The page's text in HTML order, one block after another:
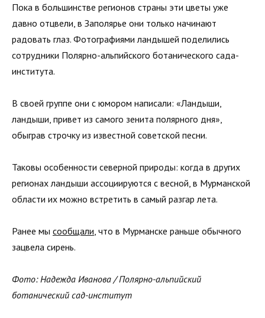
Пока в большинстве регионов страны эти цветы уже
давно отцвели, в Заполярье они только начинают
радовать глаз. Фотографиями ландышей поделились
сотрудники Полярно-альпийского ботанического сада-
института.
В своей группе они с юмором написали: «Ландыши,
ландыши, привет из самого зенита полярного дня»,
обыграв строчку из известной советской песни.
Таковы особенности северной природы: когда в других
регионах ландыши ассоциируются с весной, в Мурманской
области их можно встретить в самый разгар лета.
Ранее мы сообщали, что в Мурманске раньше обычного
зацвела сирень.
Фото: Надежда Иванова / Полярно-альпийский
ботанический сад-институт